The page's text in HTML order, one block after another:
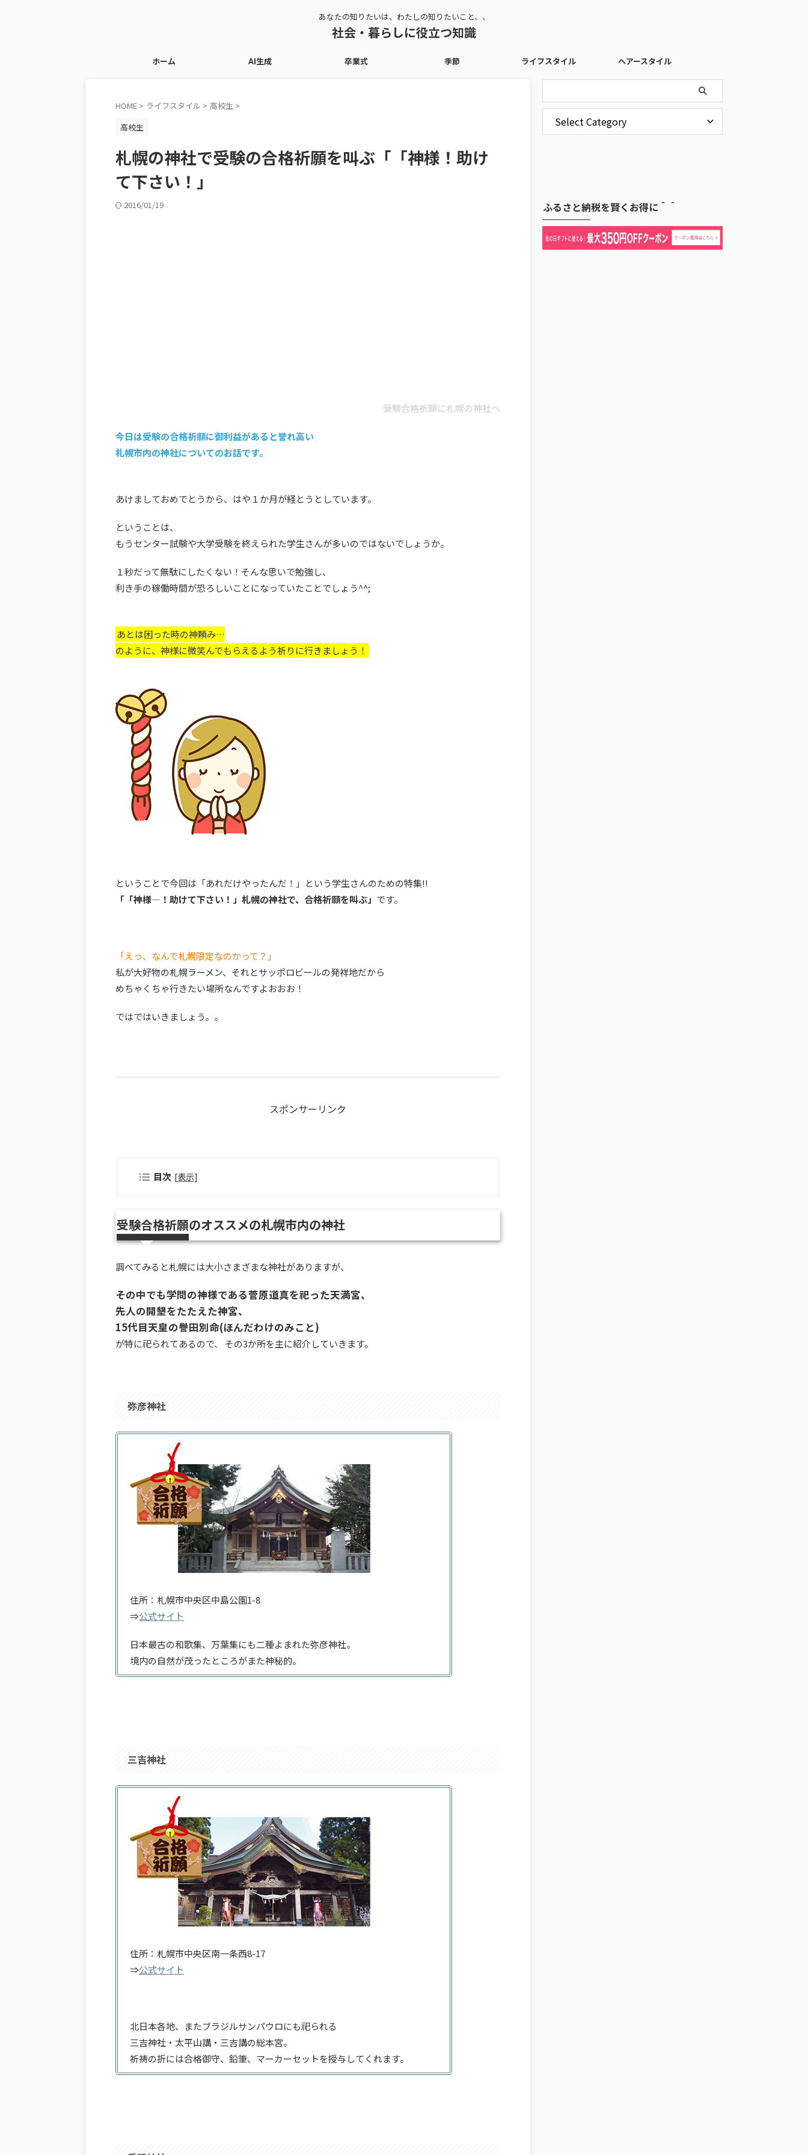
あなたの知りたいは、わたしの知りたいこと、、
社会・暮らしに役立つ知識
ホーム AI生成 卒業式 季節 ライフスタイル ヘアースタイル
HOME > ライフスタイル > 高校生 >
高校生
札幌の神社で受験の合格祈願を叫ぶ「「神様！助け
て下さい！」
2016/01/19
受験合格祈願に札幌の神社へ
今日は受験の合格祈願に御利益があると誉れ高い
札幌市内の神社についてのお話です。
あけましておめでとうから、はや１か月が経とうとしています。
ということは、
もうセンター試験や大学受験を終えられた学生さんが多いのではないでしょうか。
１秒だって無駄にしたくない！そんな思いで勉強し、
利き手の稼働時間が恐ろしいことになっていたことでしょう^^;
あとは困った時の神頼み…
のように、神様に微笑んでもらえるよう祈りに行きましょう！
ということで今回は「あれだけやったんだ！」という学生さんのための特集!!
「「神様―！助けて下さい！」札幌の神社で、合格祈願を叫ぶ」 です。
「えっ、なんで札幌限定なのかって？」
私が大好物の札幌ラーメン、それとサッポロビールの発祥地だから
めちゃくちゃ行きたい場所なんですよおおお！
ではではいきましょう。。
スポンサーリンク
目次 [表示]
受験合格祈願のオススメの札幌市内の神社
調べてみると札幌には大小さまざまな神社がありますが、
その中でも学問の神様である菅原道真を祀った天満宮、
先人の開墾をたたえた神宮、
15代目天皇の譽田別命(ほんだわけのみこと)
が特に祀られてあるので、 その3か所を主に紹介していきます。
弥彦神社
住所：札幌市中央区中島公園1-8
⇒公式サイト
日本最古の和歌集、万葉集にも二種よまれた弥彦神社。
境内の自然が茂ったところがまた神秘的。
三吉神社
住所：札幌市中央区南一条西8-17
⇒公式サイト
北日本各地、またブラジルサンパウロにも祀られる
三吉神社・太平山講・三吉講の総本宮。
祈祷の折には合格御守、鉛筆、マーカーセットを授与してくれます。
ふるさと納税を賢くお得に＾＾